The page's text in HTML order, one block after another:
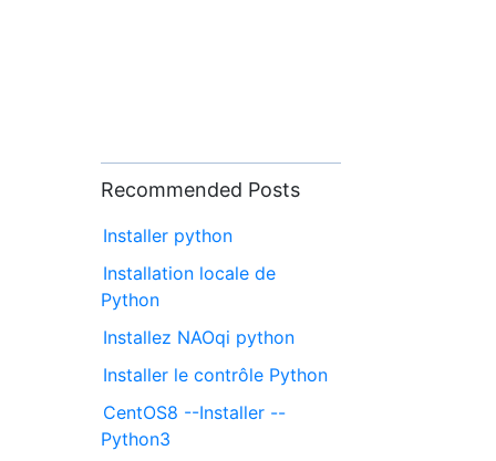
Recommended Posts
Installer python
Installation locale de
Python
Installez NAOqi python
Installer le contrôle Python
CentOS8 --Installer --
Python3